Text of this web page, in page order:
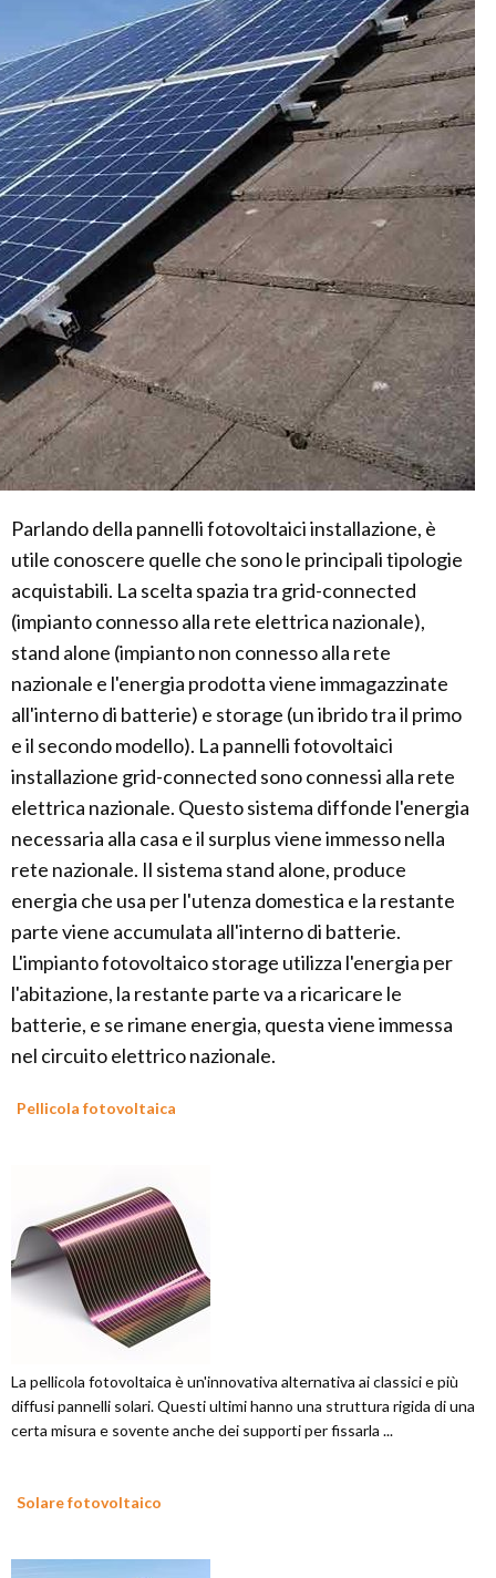
Parlando della pannelli fotovoltaici installazione, è
utile conoscere quelle che sono le principali tipologie
acquistabili. La scelta spazia tra grid-connected
(impianto connesso alla rete elettrica nazionale),
stand alone (impianto non connesso alla rete
nazionale e l'energia prodotta viene immagazzinate
all'interno di batterie) e storage (un ibrido tra il primo
e il secondo modello). La pannelli fotovoltaici
installazione grid-connected sono connessi alla rete
elettrica nazionale. Questo sistema diffonde l'energia
necessaria alla casa e il surplus viene immesso nella
rete nazionale. Il sistema stand alone, produce
energia che usa per l'utenza domestica e la restante
parte viene accumulata all'interno di batterie.
L'impianto fotovoltaico storage utilizza l'energia per
l'abitazione, la restante parte va a ricaricare le
batterie, e se rimane energia, questa viene immessa
nel circuito elettrico nazionale.
Pellicola fotovoltaica
La pellicola fotovoltaica è un'innovativa alternativa ai classici e più
diffusi pannelli solari. Questi ultimi hanno una struttura rigida di una
certa misura e sovente anche dei supporti per fissarla ...
Solare fotovoltaico